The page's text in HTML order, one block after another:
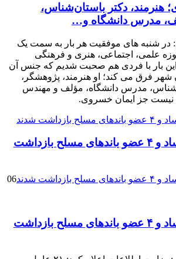
هنرمند، دکتر باستان‌شناس،
مدرس دانشگاه و…
در شنبه های موفقیت هر بار به سمت یک
علمی، اجتماعی، هنری و فرهنگی
بار با فردی هم صحبت شدیم که جنس آن
شهر فرق می کند؛ او هنرمند، پژوهشگر،
شناس، مدرس دانشگاه، مؤلف و مهندس
جز ایمان خسروی.
۲۱ عامل موساد و ۴ عضو باند‌های مسلح بازداشت
06
۲۱ عامل موساد و ۴ عضو باند‌های مسلح بازداشت